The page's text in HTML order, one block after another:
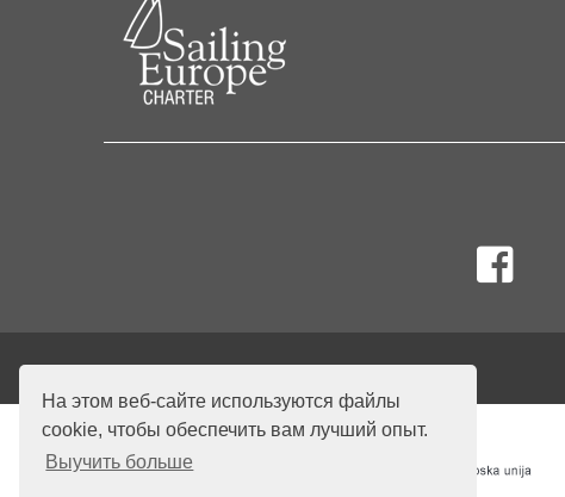
На этом веб-сайте используются файлы
cookie, чтобы обеспечить вам лучший опыт.
Выучить больше